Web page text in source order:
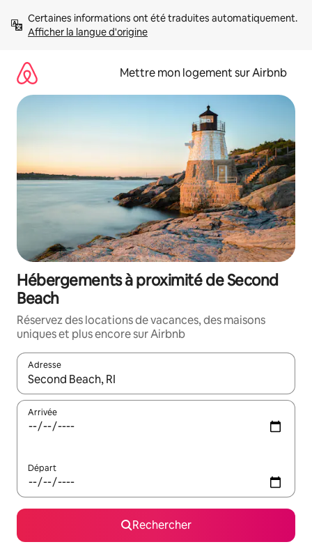
directement
Afficher la langue d'origine
Mettre mon logement sur Airbnb
Hébergements à proximité de Second
Beach
Réservez des locations de vacances, des maisons
uniques et plus encore sur Airbnb
Adresse
Lorsque les résultats s'affichent, utilisez les flèches vers le
Arrivée
Départ
Rechercher